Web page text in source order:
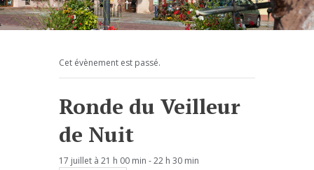
Cet évènement est passé.
Ronde du Veilleur
de Nuit
17 juillet à 21 h 00 min -22 h 30 min